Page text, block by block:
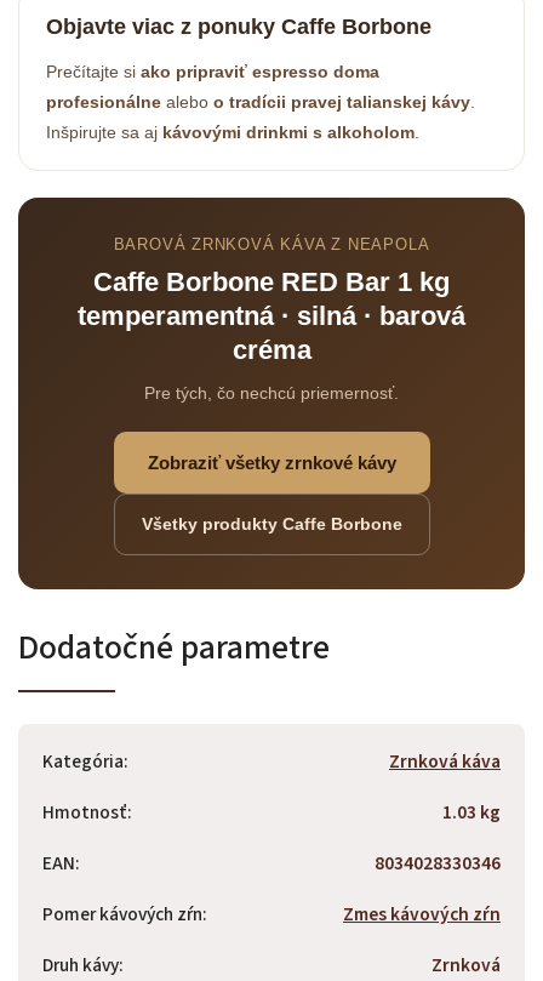
Objavte viac z ponuky Caffe Borbone
Prečítajte si ako pripraviť espresso doma
profesionálne alebo o tradícii pravej talianskej kávy
Inšpirujte sa aj kávovými drinkmi s alkoholom
BAROVÁ ZRNKOVÁ KÁVA Z NEAPOLA
Caffe Borbone RED Bar 1 kg
temperamentná · silná · barová
créma
Pre tých, čo nechcú priemernosť.
Zobraziť všetky zrnkové kávy
Všetky produkty Caffe Borbone
Dodatočné parametre
Kategória:
Zrnková káva
Hmotnosť:
1.03 kg
EAN:
8034028330346
Pomer kávových zŕn:
Zmes kávových zŕn
Druh kávy:
Zrnková
Powered by chaterimo